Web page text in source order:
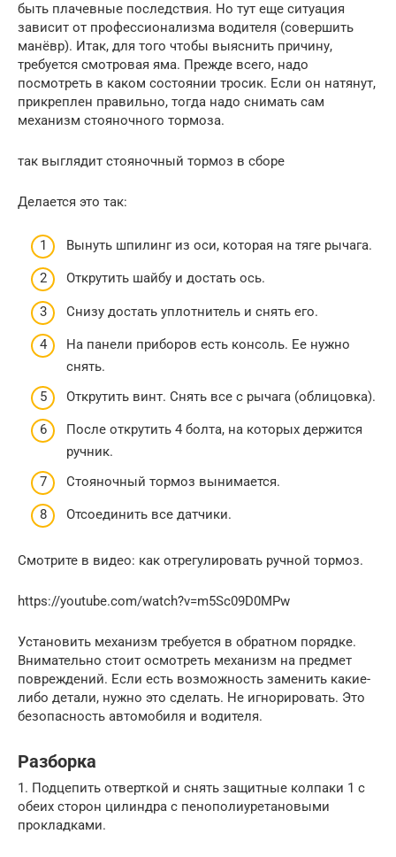
быть плачевные последствия. Но тут еще ситуация
зависит от профессионализма водителя (совершить
манёвр). Итак, для того чтобы выяснить причину,
требуется смотровая яма. Прежде всего, надо
посмотреть в каком состоянии тросик. Если он натянут,
прикреплен правильно, тогда надо снимать сам
механизм стояночного тормоза.
так выглядит стояночный тормоз в сборе
Делается это так:
Вынуть шпилинг из оси, которая на тяге рычага.
Открутить шайбу и достать ось.
Снизу достать уплотнитель и снять его.
На панели приборов есть консоль. Ее нужно
снять.
Открутить винт. Снять все с рычага (облицовка).
После открутить 4 болта, на которых держится
ручник.
Стояночный тормоз вынимается.
Отсоединить все датчики.
Смотрите в видео: как отрегулировать ручной тормоз.
https://youtube.com/watch?v=m5Sc09D0MPw
Установить механизм требуется в обратном порядке.
Внимательно стоит осмотреть механизм на предмет
повреждений. Если есть возможность заменить какие-
либо детали, нужно это сделать. Не игнорировать. Это
безопасность автомобиля и водителя.
Разборка
1. Подцепить отверткой и снять защитные колпаки 1 с
обеих сторон цилиндра с пенополиуретановыми
прокладками.